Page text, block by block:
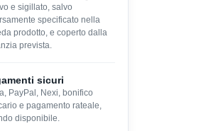
e sigillato, salvo
specificato nella
prodotto, e coperto dalla
prevista.
sicuri
PayPal, Nexi, bonifico
e pagamento rateale,
disponibile.